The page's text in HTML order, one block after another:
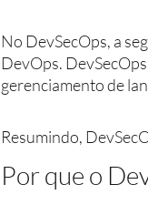
No DevSecOps, a
DevOps.
gerenciamento de
Resumindo,
Por que o